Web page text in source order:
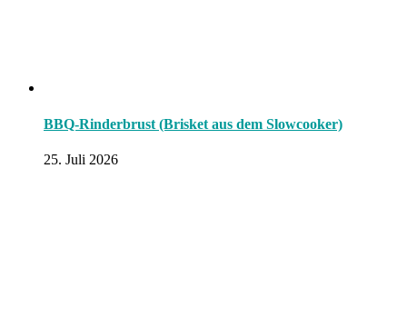
BBQ-Rinderbrust (Brisket aus dem Slowcooker)
25. Juli 2026